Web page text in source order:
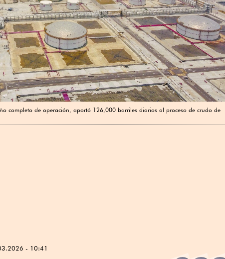
completo de operación, aportó 126,000 barriles diarios al proceso de crudo de
- 10:41